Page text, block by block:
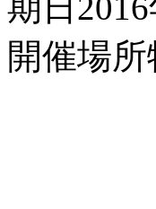
開催場所